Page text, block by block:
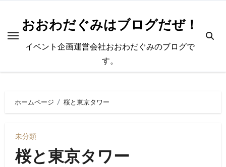
おおわだぐみはブログだぜ！
イベント企画運営会社おおわだぐみのブログで
す。
ホームページ 桜と東京タワー
未分類
桜と東京タワー